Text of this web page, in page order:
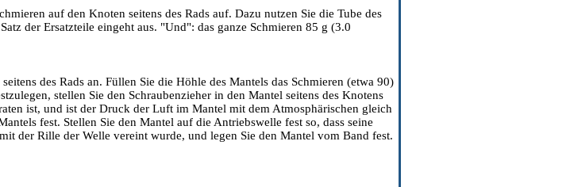
auf den Knoten seitens des Rads auf. Dazu nutzen Sie die Tube des
der Ersatzteile eingeht aus. "Und": das ganze Schmieren 85 g (3.0
des Rads an. Füllen Sie die Höhle des Mantels das Schmieren (etwa 90)
stellen Sie den Schraubenzieher in den Mantel seitens des Knotens
ist, und ist der Druck der Luft im Mantel mit dem Atmosphärischen gleich
fest. Stellen Sie den Mantel auf die Antriebswelle fest so, dass seine
der Rille der Welle vereint wurde, und legen Sie den Mantel vom Band fest.